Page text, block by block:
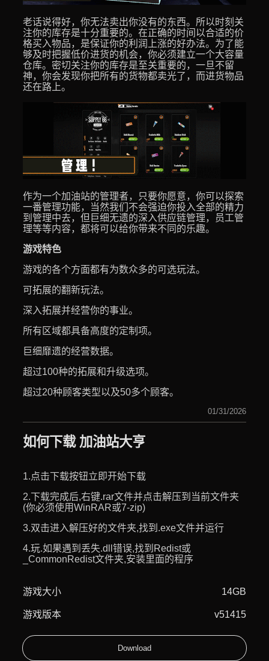
老话说得好，你无法卖出你没有的东西。所以时刻关
注你的库存是十分重要的。在正确的时间以合适的价
格买入物品，是保证你的利润上涨的好办法。为了能
够及时把握低价进货的机会，你必须建立一个大容量
仓库。密切关注你的库存是至关重要的，一旦不留
神，你会发现你把所有的货物都卖光了，而进货物品
还在路上。
作为一个加油站的管理者，只要你愿意，你可以探索
一番管理功能，当然我们不会强迫你投入全部的精力
到管理中去，但巨细无遗的深入供应链管理，员工管
理等等内容，都将可以给你带来不同的乐趣。
游戏特色
游戏的各个方面都有为数众多的可选玩法。
可拓展的翻新玩法。
深入拓展并经营你的事业。
所有区域都具备高度的定制项。
巨细靡遗的经营数据。
超过100种的拓展和升级选项。
超过20种顾客类型以及50多个顾客。
01/31/2026
如何下载 加油站大亨
1.点击下载按钮立即开始下载
2.下载完成后,右键.rar文件并点击解压到当前文件夹
(你必须使用WinRAR或7-zip)
3.双击进入解压好的文件夹,找到.exe文件并运行
4.玩.如果遇到丢失.dll错误,找到Redist或
_CommonRedist文件夹,安装里面的程序
游戏大小 14GB
游戏版本 v51415
Download